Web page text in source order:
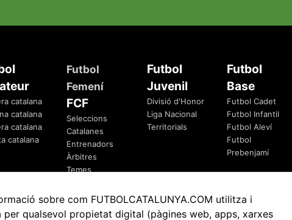
catalana
catalana
catalana
catalana
Futbol
Femení
FCF
Seleccions
Catalanes
Entrenadors
Àrbitres
Temes
Futbol
Juvenil
Divisió d'Honor
Liga Nacional
Territorials
Futbol
Base
Futbol Cadet
Futbol Infantil
Futbol Aleví
Futbol
Prebenjamí
sobre com FUTBOLCATALUNYA.COM utilitza i
qualsevol propietat digital (pàgines web, apps, xarxes